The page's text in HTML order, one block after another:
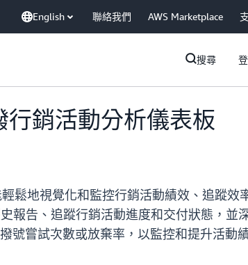
English 聯絡我們 AWS Marketplace
搜尋
銷活動分析儀表板
鬆地視覺化和監控行銷活動績效、追蹤效
報告、追蹤行銷活動進度和交付狀態，並
號嘗試次數或放棄率，以監控和提升活動